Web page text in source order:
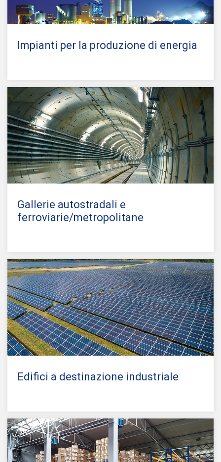
Impianti per la produzione di energia
Gallerie autostradali e
ferroviarie/metropolitane
Edifici a destinazione industriale